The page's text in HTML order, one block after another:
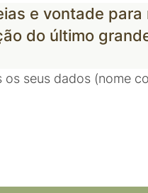
e vontade para
do último
seus dados (nome